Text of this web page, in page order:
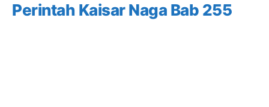
Perintah Kaisar Naga Bab 255